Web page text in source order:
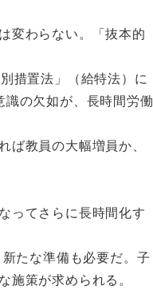
変わらない。「抜本的
措置法」（給特法）に
の欠如が、長時間労働
教員の大幅増員か、
ってさらに長時間化す
たな準備も必要だ。子
策が求められる。